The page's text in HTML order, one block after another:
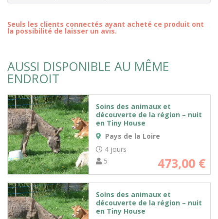
Seuls les clients connectés ayant acheté ce produit ont
la possibilité de laisser un avis.
AUSSI DISPONIBLE AU MÊME
ENDROIT
Soins des animaux et
découverte de la région – nuit
en Tiny House
Pays de la Loire
4 jours
5
473,00 €
Soins des animaux et
découverte de la région – nuit
en Tiny House